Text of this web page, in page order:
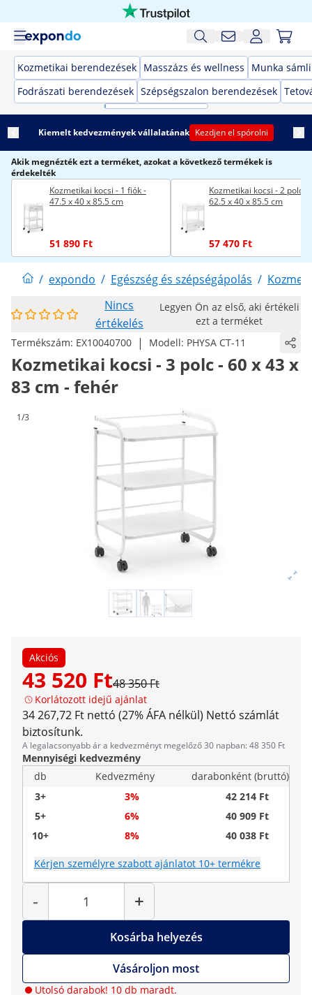
Kozmetikai berendezések Masszázs és wellness
Munka
Fodrászati berendezések Szépségszalon berendezések
Kiemelt kedvezmények vállalatának Kezdjen el spórolni
Akik megnézték ezt a terméket, azokat a következő termékek is
érdekelték
Kozmetikai kocsi - 1 fiók -
47.5 x 40 x 85.5 cm
51 890 Ft
Kozmetikai kocsi - 2 polc -
62.5 x 40 x 85.5 cm
57 470 Ft
/ expondo / Egészség és szépségápolás /
Nincs
értékelés
Legyen Ön az első, aki értékeli
ezt a terméket
Termékszám: EX10040700 | Modell: PHYSA CT-11
Kozmetikai kocsi - 3 polc - 60 x 43 x
83 cm - fehér
1/3
Akciós
43 520 Ft48 350 Ft
Korlátozott idejű ajánlat
34 267,72 Ft nettó (27% ÁFA nélkül) Nettó számlát
biztosítunk.
A legalacsonyabb ár a kedvezményt megelőző 30 napban: 48 350 Ft
Mennyiségi kedvezmény
db
Kedvezmény
darabonként (bruttó)
3+
3%
42 214 Ft
5+
6%
40 909 Ft
10+
8% 40 038 Ft
Kérjen személyre szabott ajánlatot 10+ termékre
-
Mennyiség
+
Kosárba helyezés
Vásároljon most
Utolsó darabok! 10 db maradt.